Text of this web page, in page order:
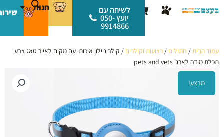
לתוכן
עגלת
קניות
לשיחה עם
יועץ 050-
9914866
חנות
עמוד הבית/ חתולים / רצועות וקולרים / קולר ניילון איכותי עם מקום לאייר טאג צבע
תכלת מידה לארג' pets and vets
מבצע!